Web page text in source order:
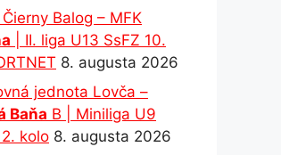
Balog – MFK
| II. liga U13 SsFZ 10.
8. augusta 2026
jednota Lovča –
Baňa B | Miniliga U9
kolo 8. augusta 2026